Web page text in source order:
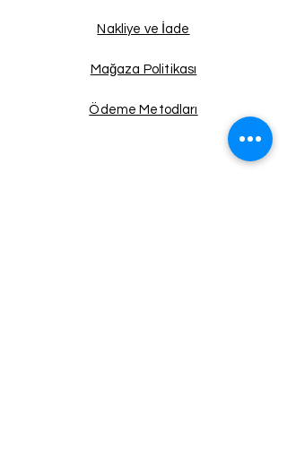
Nakliye ve İade
Mağaza Politikası
Ödeme Metodları